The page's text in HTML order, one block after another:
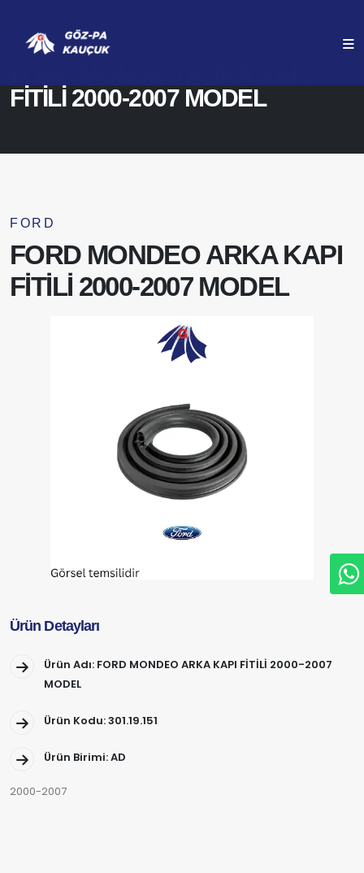
FİTİLİ 2000-2007 MODEL
ANASAYFA ÜRÜNLERIMIZ
FORD
FORD MONDEO ARKA KAPI
FİTİLİ 2000-2007 MODEL
Ürün Detayları
Ürün Adı: FORD MONDEO ARKA KAPI FİTİLİ 2000-2007
MODEL
Ürün Kodu: 301.19.151
Ürün Birimi: AD
2000-2007